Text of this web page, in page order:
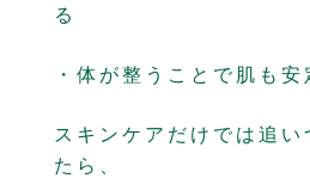
る
・体が整うことで肌も
スキンケアだけでは追い
たら、